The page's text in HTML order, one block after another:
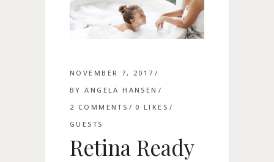
NOVEMBER 7, 2017
BYANGELA HANSEN
2 COMMENTS
0 LIKES
GUESTS
Retina Ready